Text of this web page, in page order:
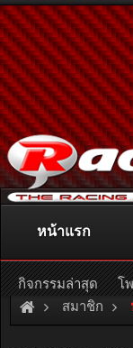
ติดต่อลงโฆษณา
หรืออ่
สมาชิก
หน้าแรก
กิจกรรมล่าสุด โ